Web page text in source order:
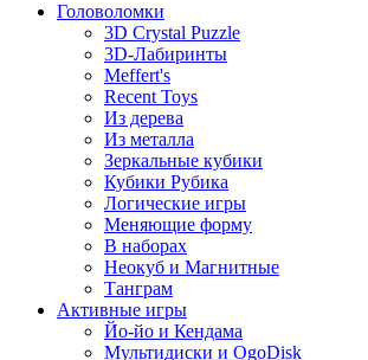
Головоломки
3D Crystal Puzzle
3D-Лабиринты
Meffert's
Recent Toys
Из дерева
Из металла
Зеркальные кубики
Кубики Рубика
Логические игры
Меняющие форму
В наборах
Неокуб и Магнитные
Танграм
Активные игры
Йо-йо и Кендама
Мультидиски и OgoDisk